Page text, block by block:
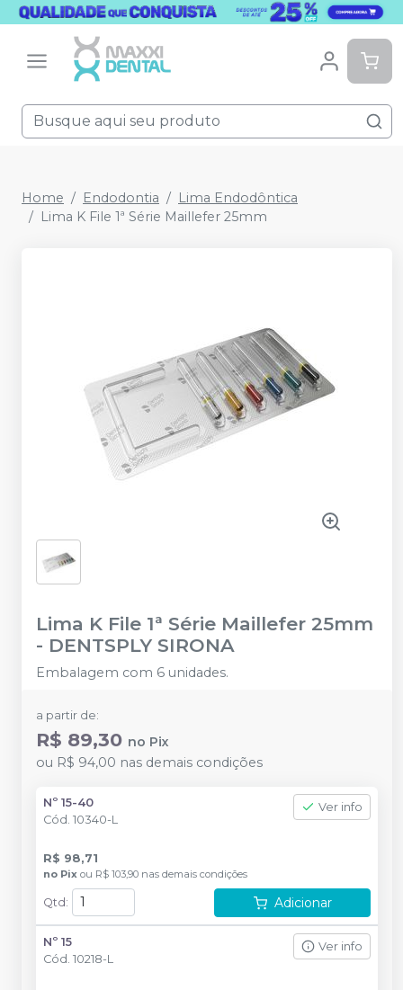
Home Endodontia
Lima Endodôntica
Lima K File 1ª Série Maillefer 25mm
Lima K File 1ª Série Maillefer 25mm
- DENTSPLY SIRONA
Embalagem com 6 unidades.
a partir de:
R$ 89,30 no Pix
ou R$ 94,00 nas demais condições
Nº 15-40
Cód. 10340-L
Ver info
R$ 98,71
no Pix ou R$ 103,90 nas demais condições
Qtd : Adicionar
Nº 15
Cód. 10218-L
Ver info